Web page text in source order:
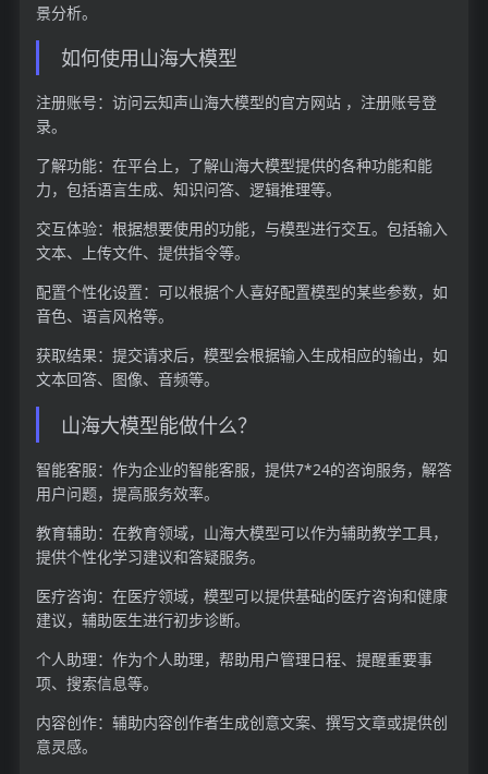
景分析。
如何使用山海大模型
注册账号：访问云知声山海大模型的官方网站 ，注册账号登
录。
了解功能：在平台上，了解山海大模型提供的各种功能和能
力，包括语言生成、知识问答、逻辑推理等。
交互体验：根据想要使用的功能，与模型进行交互。包括输入
文本、上传文件、提供指令等。
配置个性化设置：可以根据个人喜好配置模型的某些参数，如
音色、语言风格等。
获取结果：提交请求后，模型会根据输入生成相应的输出，如
文本回答、图像、音频等。
山海大模型能做什么？
智能客服：作为企业的智能客服，提供7*24的咨询服务，解答
用户问题，提高服务效率。
教育辅助：在教育领域，山海大模型可以作为辅助教学工具，
提供个性化学习建议和答疑服务。
医疗咨询：在医疗领域，模型可以提供基础的医疗咨询和健康
建议，辅助医生进行初步诊断。
个人助理：作为个人助理，帮助用户管理日程、提醒重要事
项、搜索信息等。
内容创作：辅助内容创作者生成创意文案、撰写文章或提供创
意灵感。